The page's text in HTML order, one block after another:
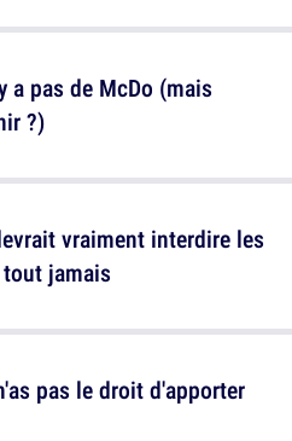
a pas de McDo (mais
?)
pas le droit d'apporter
vraiment interdire les
jamais